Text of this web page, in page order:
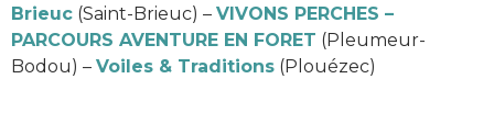
Brieuc (Saint-Brieuc) – VIVONS PERCHES –
PARCOURS AVENTURE EN FORET (Pleumeur-
Bodou) – Voiles & Traditions (Plouézec)